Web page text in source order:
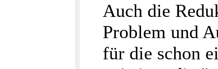
Auch die
Problem und
für die schon